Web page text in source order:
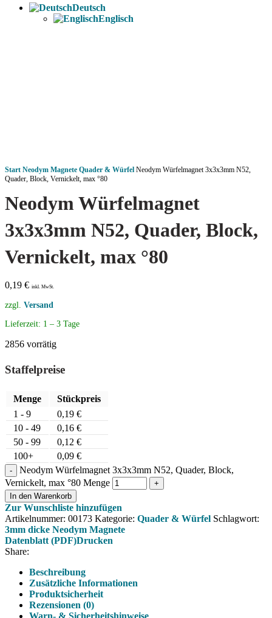
Deutsch
Englisch
Start Neodym Magnete Quader & Würfel Neodym Würfelmagnet 3x3x3mm N52,
Quader, Block, Vernickelt, max °80
Neodym Würfelmagnet
3x3x3mm N52, Quader, Block,
Vernickelt, max °80
0,19 € inkl. MwSt.
zzgl. Versand
Lieferzeit: 1 – 3 Tage
2856 vorrätig
Staffelpreise
Menge
Stückpreis
1 - 9
0,19 €
10 - 49
0,16 €
50 - 99
0,12 €
100+
0,09 €
Neodym Würfelmagnet 3x3x3mm N52, Quader, Block,
Vernickelt, max °80 Menge
In den Warenkorb
Zur Wunschliste hinzufügen
Artikelnummer: 00173 Kategorie: Quader & Würfel Schlagwort:
3mm dicke Neodym Magnete
Datenblatt (PDF)Drucken
Share:
Beschreibung
Zusätzliche Informationen
Produktsicherheit
Rezensionen (0)